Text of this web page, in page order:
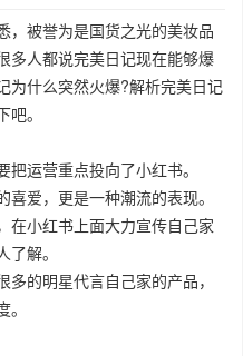
被誉为是国货之光的美妆品
多人都说完美日记现在能够爆
为什么突然火爆?解析完美日记
。
运营重点投向了小红书。
爱，更是一种潮流的表现。
小红书上面大力宣传自己家
解。
的明星代言自己家的产品，